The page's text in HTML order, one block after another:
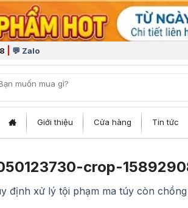
💬 Zalo
kiếm:
Giới thiệu Cửa hàng Tin tức
crop-
định xử lý tội phạm ma túy còn